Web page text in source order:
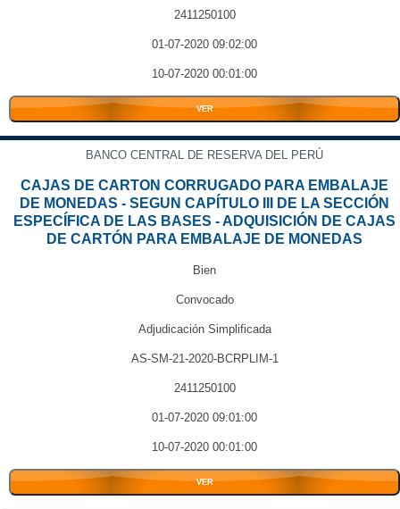
2411250100
01-07-2020 09:02:00
10-07-2020 00:01:00
VER
BANCO CENTRAL DE RESERVA DEL PERÚ
CAJAS DE CARTON CORRUGADO PARA EMBALAJE
DE MONEDAS - SEGUN CAPÍTULO III DE LA SECCIÓN
ESPECÍFICA DE LAS BASES - ADQUISICIÓN DE CAJAS
DE CARTÓN PARA EMBALAJE DE MONEDAS
Bien
Convocado
Adjudicación Simplificada
AS-SM-21-2020-BCRPLIM-1
2411250100
01-07-2020 09:01:00
10-07-2020 00:01:00
VER